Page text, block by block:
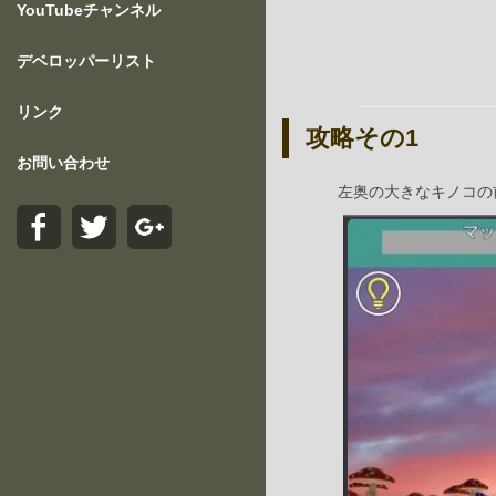
YouTubeチャンネル
デベロッパーリスト
リンク
お問い合わせ
攻略その1
左奥の大きなキノコ